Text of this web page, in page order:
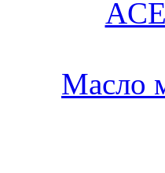
Масло